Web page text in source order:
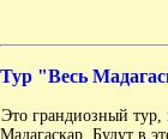
Тур "Весь
Это грандиозный тур,
Мадагаскар. Будут в